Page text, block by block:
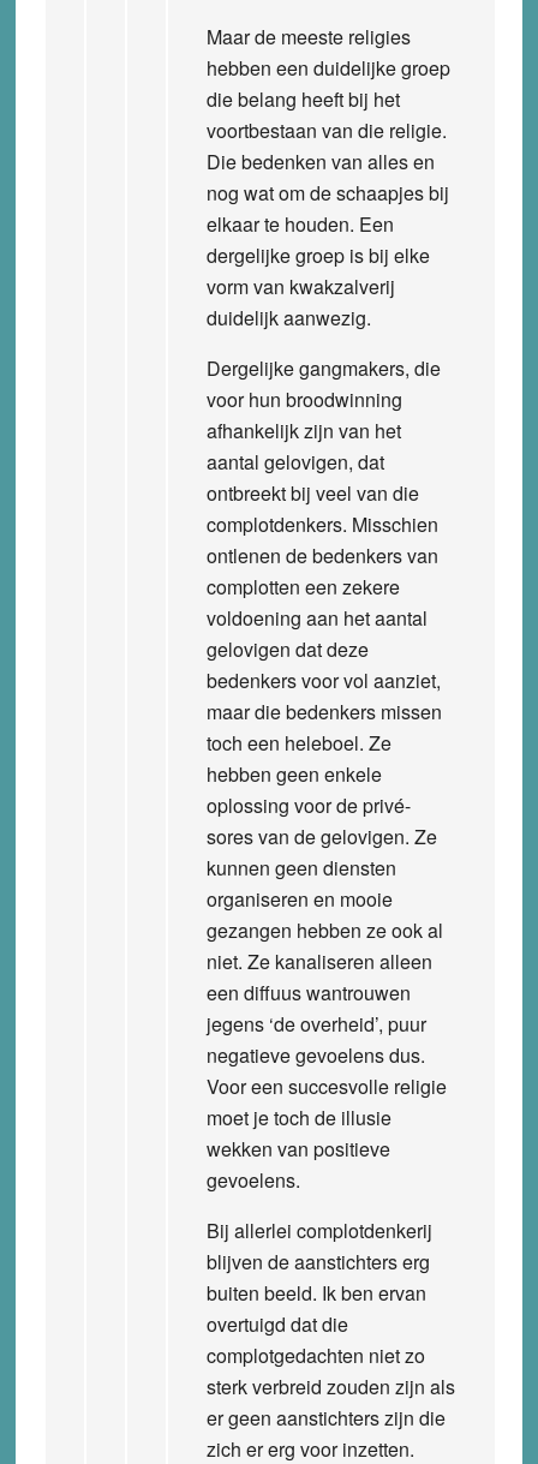
Maar de meeste religies
hebben een duidelijke groep
die belang heeft bij het
voortbestaan van die religie.
Die bedenken van alles en
nog wat om de schaapjes bij
elkaar te houden. Een
dergelijke groep is bij elke
vorm van kwakzalverij
duidelijk aanwezig.
Dergelijke gangmakers, die
voor hun broodwinning
afhankelijk zijn van het
aantal gelovigen, dat
ontbreekt bij veel van die
complotdenkers. Misschien
ontlenen de bedenkers van
complotten een zekere
voldoening aan het aantal
gelovigen dat deze
bedenkers voor vol aanziet,
maar die bedenkers missen
toch een heleboel. Ze
hebben geen enkele
oplossing voor de privé-
sores van de gelovigen. Ze
kunnen geen diensten
organiseren en mooie
gezangen hebben ze ook al
niet. Ze kanaliseren alleen
een diffuus wantrouwen
jegens ‘de overheid’, puur
negatieve gevoelens dus.
Voor een succesvolle religie
moet je toch de illusie
wekken van positieve
gevoelens.
Bij allerlei complotdenkerij
blijven de aanstichters erg
buiten beeld. Ik ben ervan
overtuigd dat die
complotgedachten niet zo
sterk verbreid zouden zijn als
er geen aanstichters zijn die
zich er erg voor inzetten.